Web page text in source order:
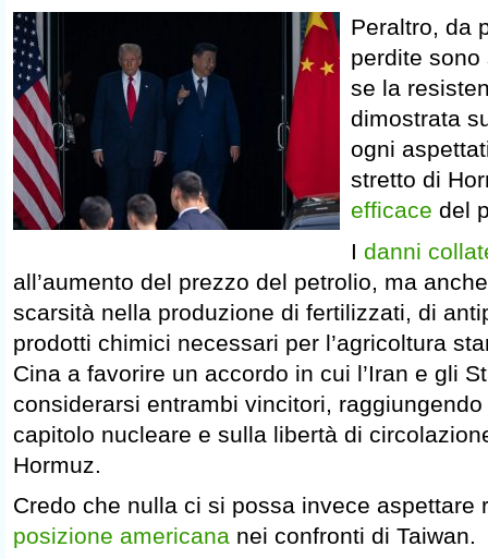
Peraltro, da
perdite
se la
dimostrata
ogni
stretto di
efficace del
I danni
all’aumento del prezzo del petrolio, ma
scarsità nella produzione di fertilizzati, di
prodotti chimici necessari per l’agricoltura
Cina a favorire un accordo in cui l’Iran e gli
considerarsi entrambi vincitori,
capitolo nucleare e sulla libertà di
Hormuz.
Credo che nulla ci si possa invece aspettare
posizione americana nei confronti di Taiwan.